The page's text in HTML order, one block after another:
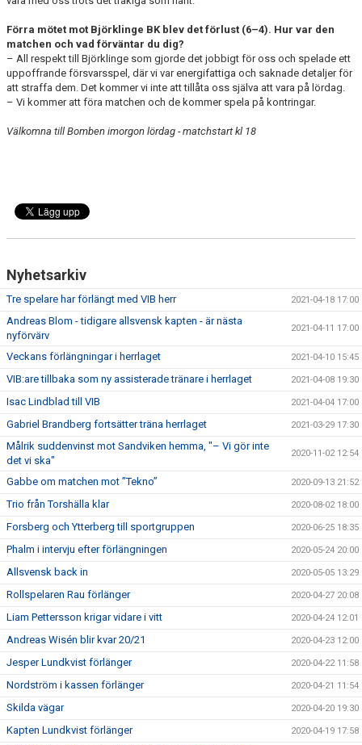
Förra mötet mot Björklinge BK blev det förlust (6–4). Hur var den
matchen och vad förväntar du dig?
– All respekt till Björklinge som gjorde det jobbigt för oss och spelade ett
uppoffrande försvarsspel, där vi var energifattiga och saknade detaljer för
att straffa dem. Det kommer vi inte att tillåta oss själva att vara på lördag.
– Vi kommer att föra matchen och de kommer spela på kontringar.
Välkomna till Bomben imorgon lördag - matchstart kl 18
Nyhetsarkiv
Tre spelare har förlängt med VIB herr 2021-04-18 17:00
Andreas Blom - tidigare allsvensk kapten - är nästa
nyförvärv
2021-04-11 17:00
Veckans förlängningar i herrlaget 2021-04-10 15:45
VIB:are tillbaka som ny assisterade tränare i herrlaget 2021-04-08 19:30
Isac Lindblad till VIB 2021-04-04 17:00
Gabriel Brandberg fortsätter träna herrlaget 2021-03-29 17:30
Målrik suddenvinst mot Sandviken hemma, "– Vi gör inte
det vi ska"
2020-11-02 12:54
Gabbe om matchen mot ”Tekno” 2020-09-13 21:52
Trio från Torshälla klar 2020-08-02 18:00
Forsberg och Ytterberg till sportgruppen 2020-06-25 18:35
Phalm i intervju efter förlängningen 2020-05-24 20:00
Allsvensk back in 2020-05-05 13:29
Rollspelaren Rau förlänger 2020-04-27 20:08
Liam Pettersson krigar vidare i vitt 2020-04-24 12:01
Andreas Wisén blir kvar 20/21 2020-04-23 12:00
Jesper Lundkvist förlänger 2020-04-22 11:58
Nordström i kassen förlänger 2020-04-21 11:54
Skilda vägar 2020-04-20 19:30
Kapten Lundkvist förlänger 2020-04-19 17:58